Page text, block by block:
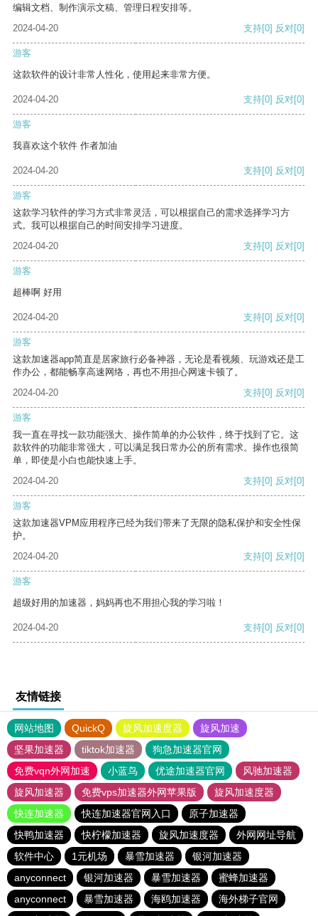
编辑文档、制作演示文稿、管理日程安排等。
2024-04-20
支持[0] 反对[0]
游客
这款软件的设计非常人性化，使用起来非常方便。
2024-04-20 支持[0] 反对[0]
游客
我喜欢这个软件 作者加油
2024-04-20 支持[0] 反对[0]
游客
这款学习软件的学习方式非常灵活，可以根据自己的需求选择学习方
式。我可以根据自己的时间安排学习进度。
2024-04-20
支持[0] 反对[0]
游客
超棒啊 好用
2024-04-20 支持[0] 反对[0]
游客
这款加速器app简直是居家旅行必备神器，无论是看视频、玩游戏还是工
作办公，都能畅享高速网络，再也不用担心网速卡顿了。
2024-04-20
支持[0] 反对[0]
游客
我一直在寻找一款功能强大、操作简单的办公软件，终于找到了它。这
款软件的功能非常强大，可以满足我日常办公的所有需求。操作也很简
单，即使是小白也能快速上手。
2024-04-20
支持[0] 反对[0]
游客
这款加速器VPM应用程序已经为我们带来了无限的隐私保护和安全性保
护。
2024-04-20
支持[0] 反对[0]
游客
超级好用的加速器，妈妈再也不用担心我的学习啦！
2024-04-20 支持[0] 反对[0]
友情链接
网站地图 QuickQ 旋风加速度器
旋风加速
坚果加速器
tiktok加速器
狗急加速器官网
免费vqn外网加速
小蓝鸟 优途加速器官网
风驰加速器
旋风加速器
免费vps加速器外网苹果版
旋风加速度器
快连加速器
快连加速器官网入口
原子加速器
快鸭加速器
快柠檬加速器 旋风加速度器
外网网址导航
软件中心
1元机场 暴雪加速器
银河加速器
anyconnect
银河加速器 暴雪加速器
蜜蜂加速器
anyconnect
暴雪加速器 海鸥加速器
海外梯子官网